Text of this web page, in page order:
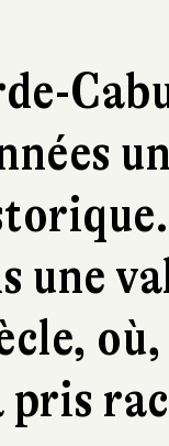
une
pris